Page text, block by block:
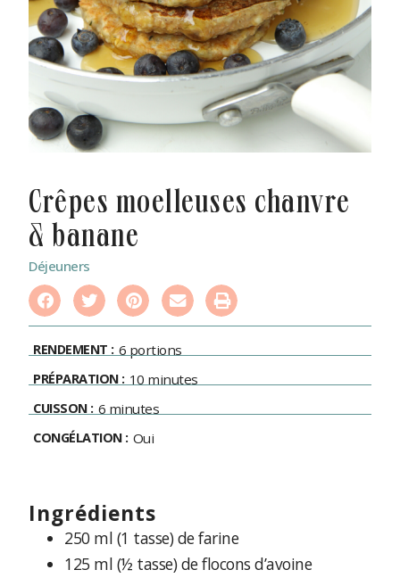
crêpes moelleuses chanvre
& banane
Déjeuners
RENDEMENT : 6 portions
PRÉPARATION : 10 minutes
CUISSON : 6 minutes
CONGÉLATION : Oui
ingrédients
250 ml (1 tasse) de farine
125 ml (½ tasse) de flocons d’avoine